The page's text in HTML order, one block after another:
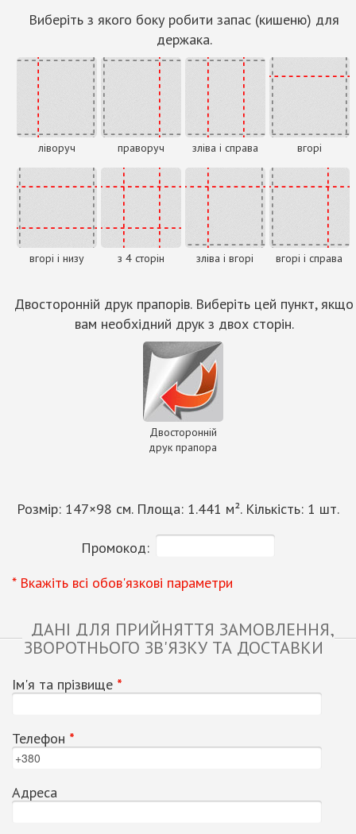
Виберіть з якого боку робити запас (кишеню) для
держака.
ліворуч праворуч зліва і справа вгорі
вгорі і низу з 4 сторін зліва і вгорі вгорі і справа
Двосторонній друк прапорів. Виберіть цей пункт, якщо
вам необхідний друк з двох сторін.
Двосторонній
друк прапора
Розмір: 147×98 см. Площа: 1.441 м². Кількість: 1 шт.
Промокод:
* Вкажіть всі обов'язкові параметри
ДАНІ ДЛЯ ПРИЙНЯТТЯ ЗАМОВЛЕННЯ,
ЗВОРОТНЬОГО ЗВ'ЯЗКУ ТА ДОСТАВКИ
Ім'я та прізвище *
Телефон *
Адреса